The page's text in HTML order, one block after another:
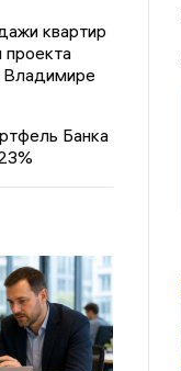
квартир
проекта
Владимире
Банка